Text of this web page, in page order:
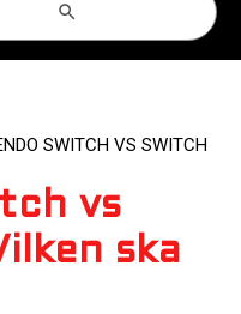
SWITCH VS SWITCH
vs
ska